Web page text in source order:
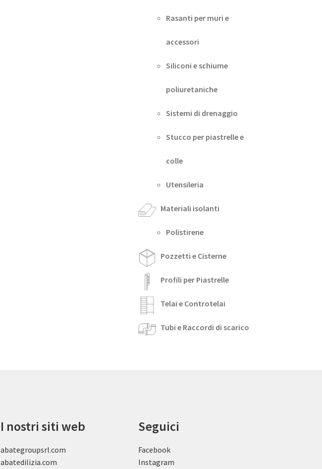
Rasanti per muri e
accessori
Siliconi e schiume
poliuretaniche
Sistemi di drenaggio
Stucco per piastrelle e
colle
Utensileria
Materiali isolanti
Polistirene
Pozzetti e Cisterne
Profili per Piastrelle
Telai e Controtelai
Tubi e Raccordi di scarico
I nostri siti web
abategroupsrl.com
abatedilizia.com
Seguici
Facebook
Instagram